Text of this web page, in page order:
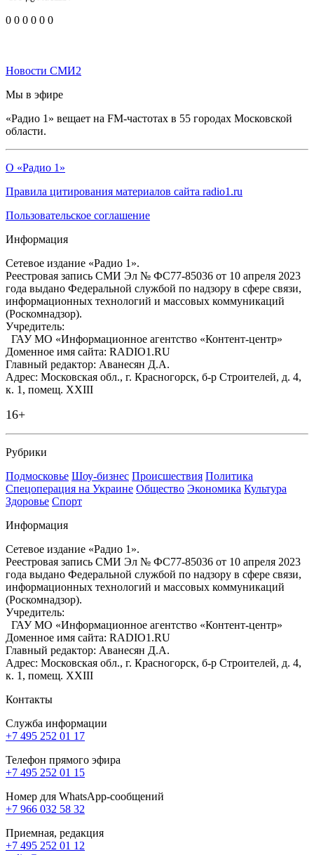
0 0 0 0 0 0
Новости СМИ2
Мы в эфире
«Радио 1» вещает на FM-частотах в 55 городах Московской
области.
О «Радио 1»
Правила цитирования материалов сайта radio1.ru
Пользовательское соглашение
Информация
Сетевое издание «Радио 1».
Реестровая запись СМИ Эл № ФС77-85036 от 10 апреля 2023
года выдано Федеральной службой по надзору в сфере связи,
информационных технологий и массовых коммуникаций
(Роскомнадзор).
Учредитель:
ГАУ МО «Информационное агентство «Контент-центр»
Доменное имя сайта: RADIO1.RU
Главный редактор: Аванесян Д.А.
Адрес: Московская обл., г. Красногорск, б-р Строителей, д. 4,
к. 1, помещ. XXIII
16+
Рубрики
Подмосковье Шоу-бизнес Происшествия Политика
Спецоперация на Украине Общество Экономика Культура
Здоровье Спорт
Информация
Сетевое издание «Радио 1».
Реестровая запись СМИ Эл № ФС77-85036 от 10 апреля 2023
года выдано Федеральной службой по надзору в сфере связи,
информационных технологий и массовых коммуникаций
(Роскомнадзор).
Учредитель:
ГАУ МО «Информационное агентство «Контент-центр»
Доменное имя сайта: RADIO1.RU
Главный редактор: Аванесян Д.А.
Адрес: Московская обл., г. Красногорск, б-р Строителей, д. 4,
к. 1, помещ. XXIII
Контакты
Служба информации
+7 495 252 01 17
Телефон прямого эфира
+7 495 252 01 15
Номер для WhatsApp-сообщений
+7 966 032 58 32
Приемная, редакция
+7 495 252 01 12